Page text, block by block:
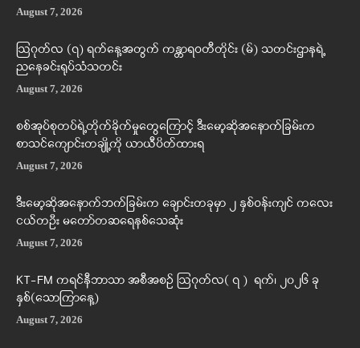
August 7, 2026
ဩဂုတ်လ (၇) ရက်နေ့အတွက် ကန္တာရဝတီတိုင်း (မ်) သတင်းဌာနရဲ့
ညနေခင်းရုပ်သံသတင်း
August 7, 2026
စစ်အုပ်စုတပ်ရဲ့တိုက်ခိုက်မှုတွေကြောင့် ဒီးမော့ဆိုအနောက်ခြမ်းက
စာသင်ကျောင်းတချို့ကို ယာယီပိတ်ထားရ
August 7, 2026
ဒီးမော့ဆိုအနောက်ဘက်ခြမ်းက ချောင်းတခုမှာ ၂ နှစ်ဝန်းကျင် ကလေး
ငယ်တဦး မတော်တဆရေနစ်သေဆုံး
August 7, 2026
KT-FM ကရင်နီဘာသာ အစီအစဉ် ဩဂုတ်လ( ၇ ) ရက်၊ ၂၀၂၆ ခု
နှစ်(သောကြာနေ့)
August 7, 2026